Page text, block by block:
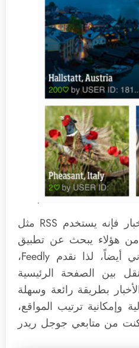
من يهتم بمتابعة أهم الأخبار فإنه يستخدم RSS مثل
هؤلاء يبحث عن تطبيق
يدعم جوجل ريدر ومجاني أيضاً، لذا نقدم Feedly،
بين الصفحة الرئيسية
بطريقة رائعة وسهلة
وإمكانية ترتيب المواقع،
من متابعي جوجل ريدر